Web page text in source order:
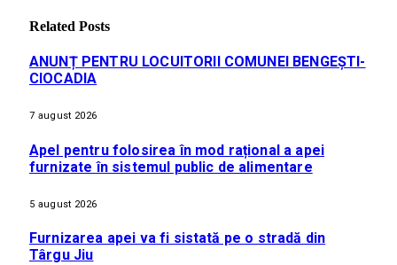
Related Posts
ANUNȚ PENTRU LOCUITORII COMUNEI BENGEȘTI-
CIOCADIA
7 august 2026
Apel pentru folosirea în mod rațional a apei
furnizate în sistemul public de alimentare
5 august 2026
Furnizarea apei va fi sistată pe o stradă din
Târgu Jiu